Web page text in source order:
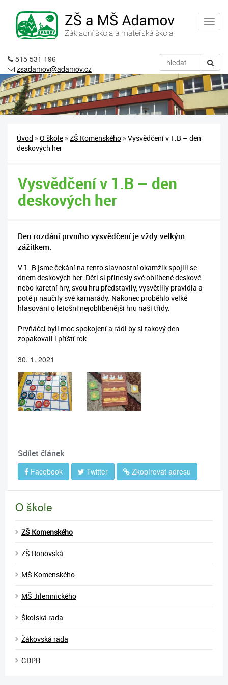
515 531 196
zsadamov@adamov.cz
Úvod » O škole » ZŠ Komenského » Vysvědčení v 1.B – den
deskových her
Vysvědčení v 1.B – den
deskových her
Den rozdání prvního vysvědčení je vždy velkým
zážitkem.
V 1. B jsme čekání na tento slavnostní okamžik spojili se
dnem deskových her. Děti si přinesly své oblíbené deskové
nebo karetní hry, svou hru představily, vysvětlily pravidla a
poté ji naučily své kamarády. Nakonec proběhlo velké
hlasování o letošní nejoblíbenější hru naší třídy.
Prvňáčci byli moc spokojení a rádi by si takový den
zopakovali i příští rok.
30. 1. 2021
Sdílet článek
Facebook Twitter Zkopírovat adresu
O škole
ZŠ Komenského
ZŠ Ronovská
MŠ Komenského
MŠ Jilemnického
Školská rada
Žákovská rada
GDPR